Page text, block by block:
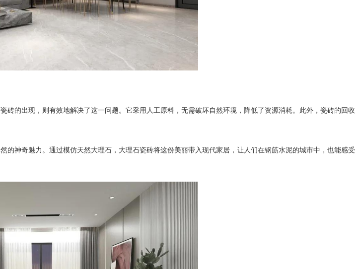
砖的出现，则有效地解决了这一问题。它采用人工原料，无需破坏自然环境，降低了资源消耗。此外，瓷砖的回收
的神奇魅力。通过模仿天然大理石，大理石瓷砖将这份美丽带入现代家居，让人们在钢筋水泥的城市中，也能感受